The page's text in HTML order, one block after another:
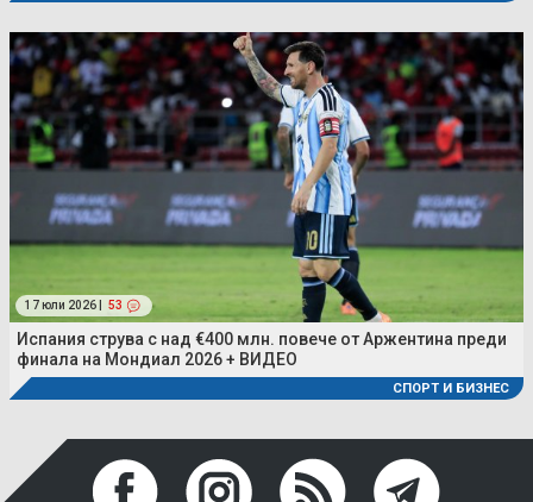
17 юли 2026 | 53
Испания струва с над €400 млн. повече от Аржентина преди
финала на Мондиал 2026 + ВИДЕО
СПОРТ И БИЗНЕС